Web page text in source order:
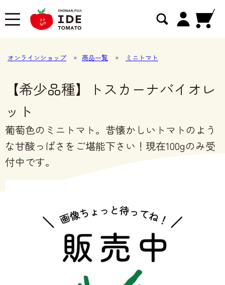
オンラインショップ » 商品一覧 » ミニトマト
【希少品種】トスカーナバイオレ
ット
葡萄色のミニトマト。昔懐かしいトマトのよう
な甘酸っぱさをご堪能下さい！現在100gのみ受
付中です。